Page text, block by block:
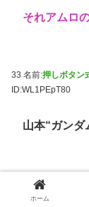
それアムロ
33 名前:押しボタン
ID:WL1PEpT80
山本“ガンダ
35 名前:押しボタン
ID:ys66Wdr30
ホーム